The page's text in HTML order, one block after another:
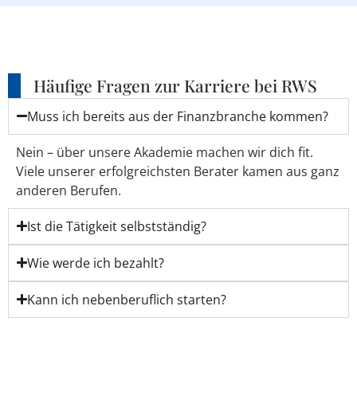
Häufige Fragen zur Karriere bei RWS
Muss ich bereits aus der Finanzbranche kommen?
Nein – über unsere Akademie machen wir dich fit.
Viele unserer erfolgreichsten Berater kamen aus ganz
anderen Berufen.
Ist die Tätigkeit selbstständig?
Wie werde ich bezahlt?
Kann ich nebenberuflich starten?